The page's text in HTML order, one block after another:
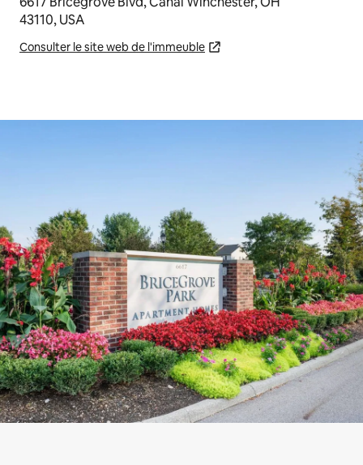
43110, USA
Consulter le site web de l'immeuble